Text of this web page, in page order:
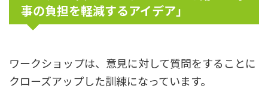
事の負担を軽減するアイデア」
ワークショップは、意見に対して質問をすることに
クローズアップした訓練になっています。